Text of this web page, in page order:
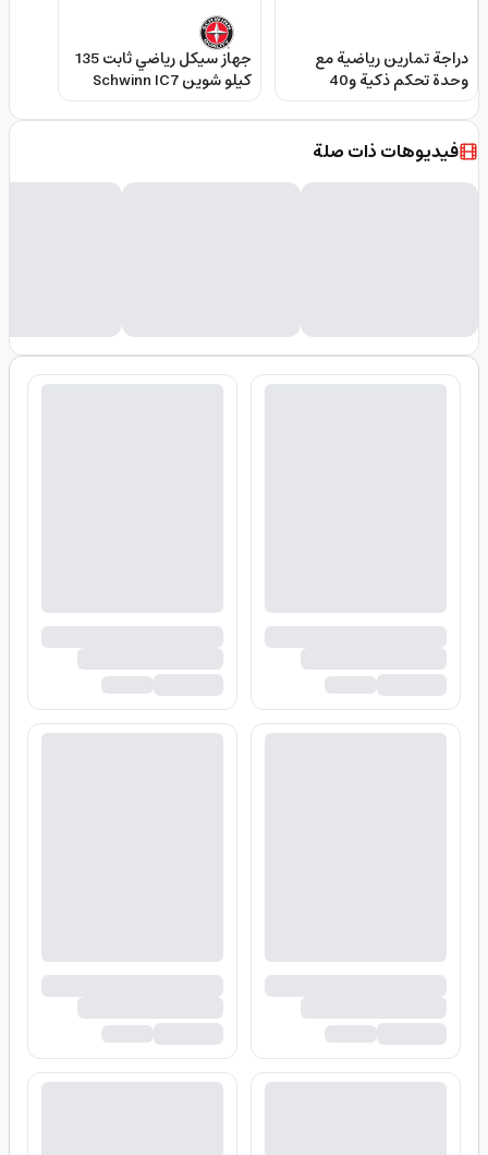
دراجة تمارين رياضية مع
وحدة تحكم ذكية و40
مستوى مقاومة سبيرت
فتنس Spirit Fitness
Commercial Upright Bike
جهاز سيكل رياضي ثابت 135
كيلو شوين Schwinn IC7
Indoor Cycling Bike
فيديوهات ذات صلة